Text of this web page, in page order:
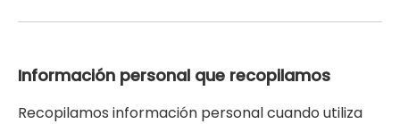
Información personal que recopilamos
Recopilamos información personal cuando utiliza